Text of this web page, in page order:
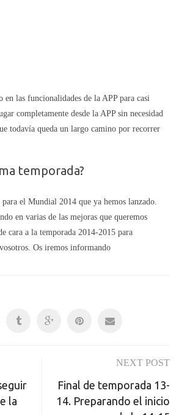
en las funcionalidades de la APP para casi
completamente desde la APP sin necesidad
todavía queda un largo camino por recorrer
temporada?
para el Mundial 2014 que ya hemos lanzado.
en varias de las mejoras que queremos
cara a la temporada 2014-2015 para
Os iremos informando
la
NEXT POST
Final de temporada 13-
14. Preparando el inicio